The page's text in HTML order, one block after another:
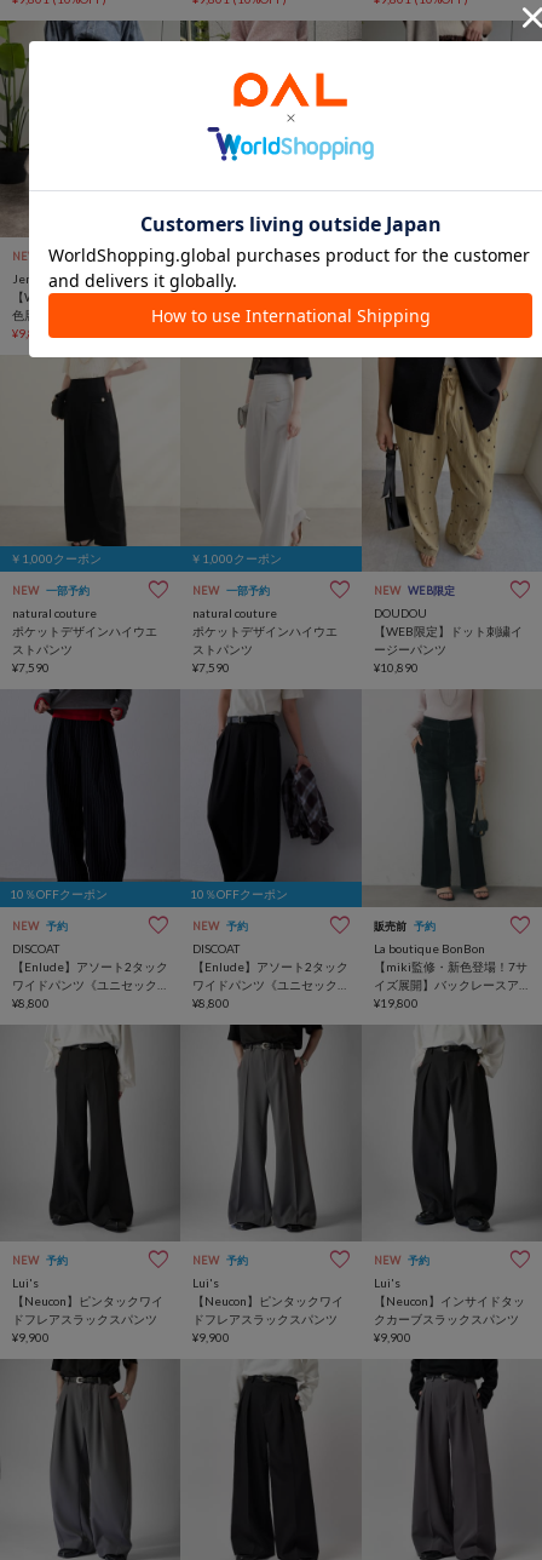
NEW TIME SALE
Jena espace merveilleux
【WEB限定新色登場！】【6
色展開・3サイズ展開カラー
有】トロミイージーパンツ2
¥9,801
販売前 一部予約
Jena espace merveilleux
【WEB限定新色登場！】【6
色展開・3サイズ展開カラー
NEW 再入荷
【WEB限定新色登場！】【6
色展開・3サイズ展開カラー
￥1,000クーポン
NEW 一部予約
natural couture
ポケットデザインハイウエ
ストパンツ
¥7,590
￥1,000クーポン
NEW 一部予約
natural couture
ポケットデザインハイウエ
ストパンツ
¥7,590
NEW WEB限定
DOUDOU
【WEB限定】ドット刺繍イ
ージーパンツ
¥10,890
10％OFFクーポン
NEW 予約
DISCOAT
【Enlude】アソート2タック
ワイドパンツ《ユニセック
ス》
¥8,800
10％OFFクーポン
NEW 予約
DISCOAT
【Enlude】アソート2タック
ワイドパンツ《ユニセック
ス》
¥8,800
販売前 予約
La boutique BonBon
【miki監修・新色登場！7サ
イズ展開】バックレースア
ップデニムフレアパンツ
¥19,800
NEW 予約
Lui's
【Neucon】ピンタックワイ
ドフレアスラックスパンツ
¥9,900
NEW 予約
Lui's
【Neucon】ピンタックワイ
ドフレアスラックスパンツ
¥9,900
NEW 予約
Lui's
【Neucon】インサイドタッ
クカーブスラックスパンツ
¥9,900